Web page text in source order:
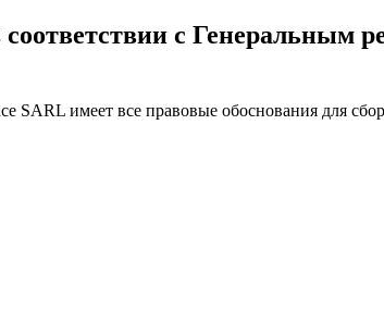
с Генеральным
SARL имеет все правовые обоснования для